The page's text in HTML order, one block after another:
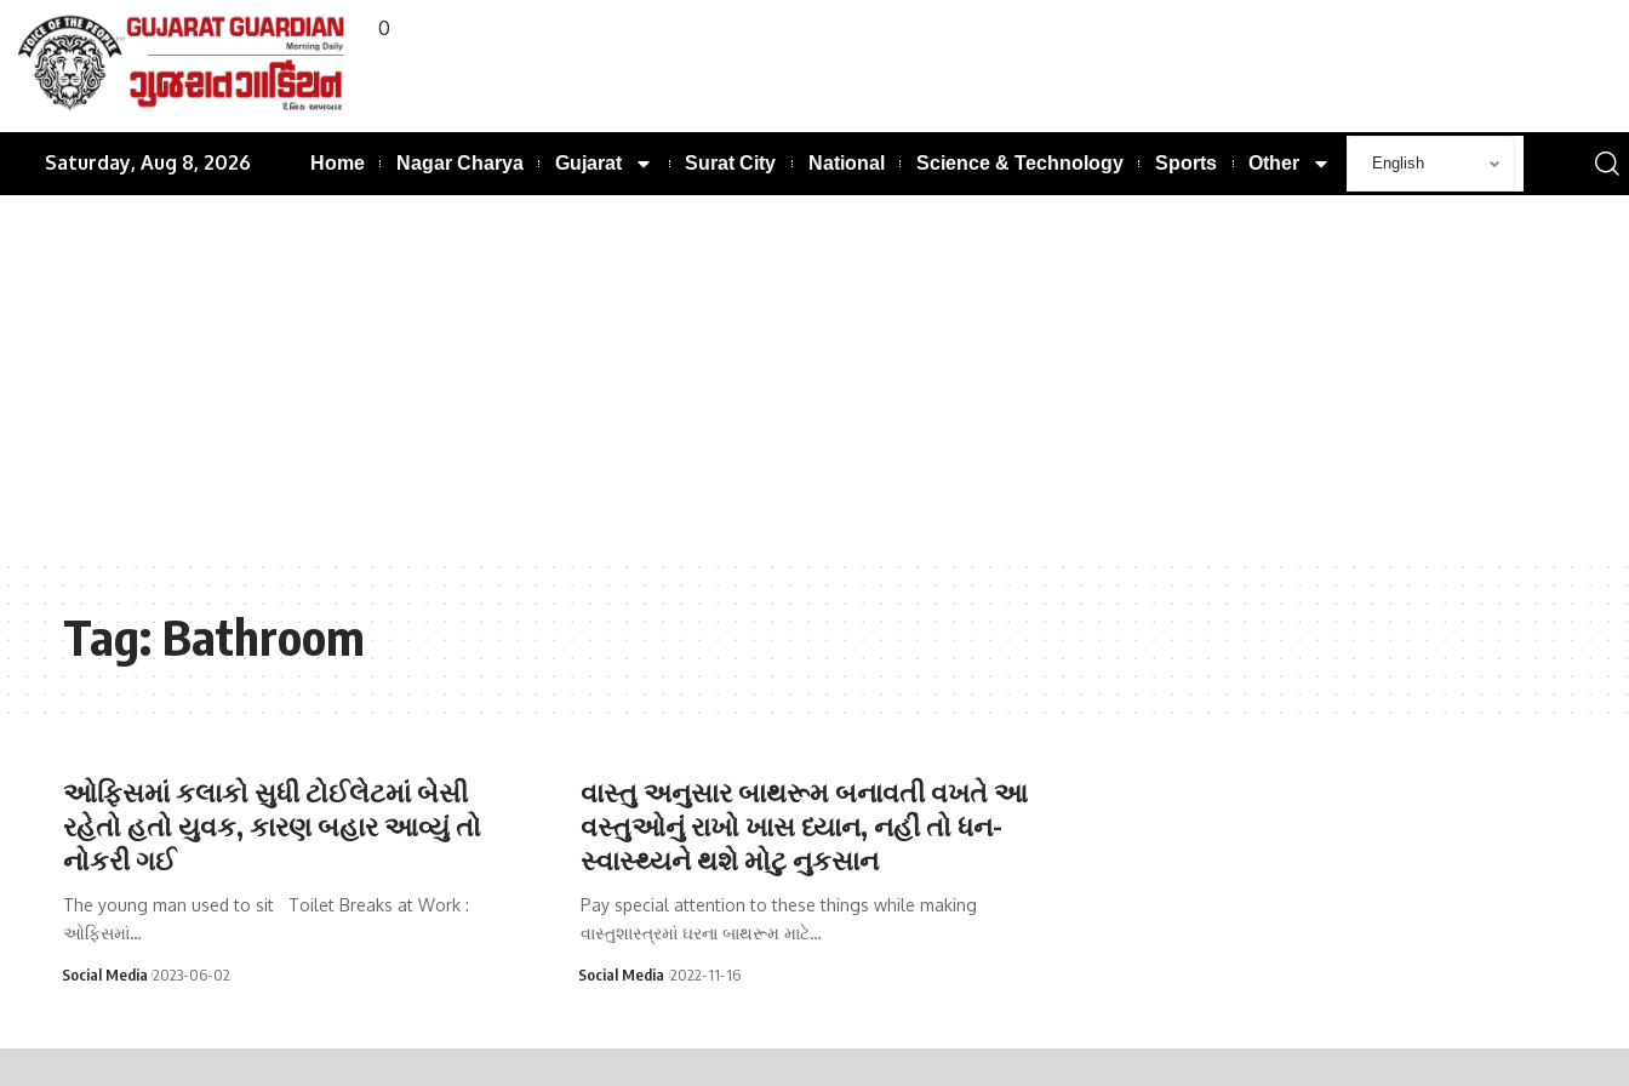
0
Saturday, Aug 8, 2026 Home Nagar Charya Gujarat Surat City National Science & Technology Sports Other
Tag:Bathroom
ઓફિસમાં કલાકો સુધી ટોઈલેટમાં બેસી
રહેતો હતો યુવક, કારણ બહાર આવ્યું તો
નોકરી ગઈ
The young man used to sit Toilet Breaks at Work :
ઓફિસમાં…
Social Media 2023-06-02
વાસ્તુ અનુસાર બાથરૂમ બનાવતી વખતે આ
વસ્તુઓનું રાખો ખાસ ધ્યાન, નહીં તો ધન-
સ્વાસ્થ્યને થશે મોટુ નુકસાન
Pay special attention to these things while making
વાસ્તુશાસ્ત્રમાં ઘરના બાથરૂમ માટે…
Social Media 2022-11-16